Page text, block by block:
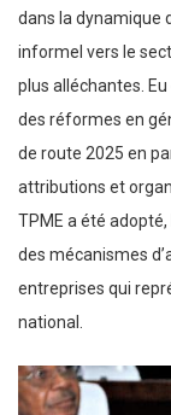
dans la dynamique
informel vers le
plus alléchantes.
des réformes en
de route 2025 en
attributions et
TPME a été
des mécanismes
entreprises qui
national.